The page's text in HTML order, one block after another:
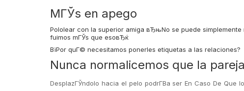
MГЎs en apego
Pololear con la superior amiga вЂњNo se puede
fuimos mГЎs que esoвЂќ
ВїPor quГ© necesitamos ponerles etiquetas a las relaciones?
Nunca normalicemos que la
DesplazГЎndolo hacia el pelo podrГ­В­a ser En Caso De Que